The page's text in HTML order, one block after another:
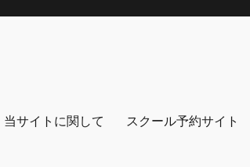
当サイトに関して スクール予約サイト